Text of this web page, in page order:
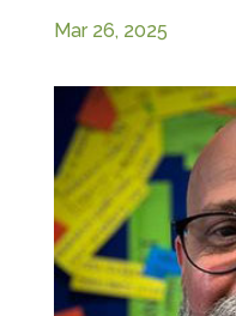
Mar 26, 2025